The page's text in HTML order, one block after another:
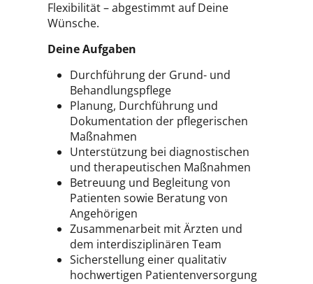
Flexibilität – abgestimmt auf Deine
Wünsche.
Deine Aufgaben
Durchführung der Grund- und
Behandlungspflege
Planung, Durchführung und
Dokumentation der pflegerischen
Maßnahmen
Unterstützung bei diagnostischen
und therapeutischen Maßnahmen
Betreuung und Begleitung von
Patienten sowie Beratung von
Angehörigen
Zusammenarbeit mit Ärzten und
dem interdisziplinären Team
Sicherstellung einer qualitativ
hochwertigen Patientenversorgung